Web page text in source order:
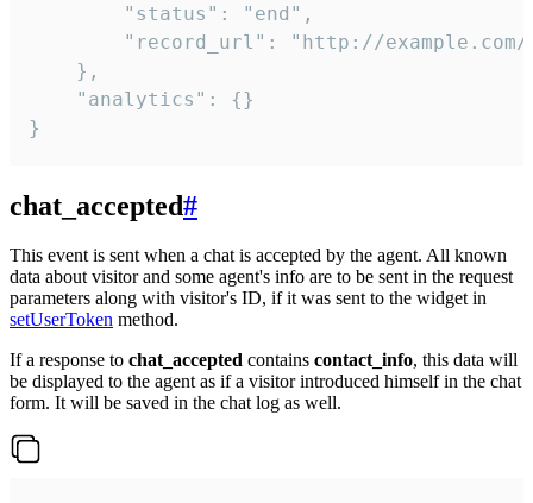
        "status": "end",
"record_url": "http://
    },
    "analytics": {}
}
chat_accepted#
This event is sent when a chat is accepted by the agent. All known
data about visitor and some agent's info are to be sent in the request
parameters along with visitor's ID, if it was sent to the widget in
setUserToken method.
If a response to chat_accepted contains contact_info, this data will
be displayed to the agent as if a visitor introduced himself in the chat
form. It will be saved in the chat log as well.